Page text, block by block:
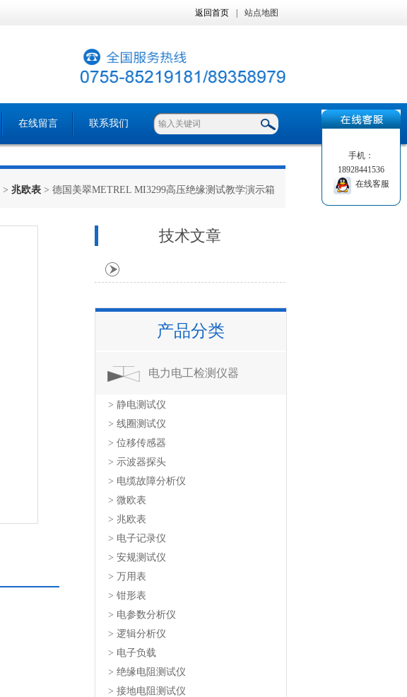
返回首页 站点地图
在线留言 联系我们
> 兆欧表 > 德国美翠METREL MI3299高压绝缘测试教学演示箱
技术文章
产品分类
电力电工检测仪器
> 静电测试仪
> 线圈测试仪
> 位移传感器
> 示波器探头
> 电缆故障分析仪
> 微欧表
> 兆欧表
> 电子记录仪
> 安规测试仪
> 万用表
> 钳形表
> 电参数分析仪
> 逻辑分析仪
> 电子负载
> 绝缘电阻测试仪
> 接地电阻测试仪
手机：
18928441536
在线客服